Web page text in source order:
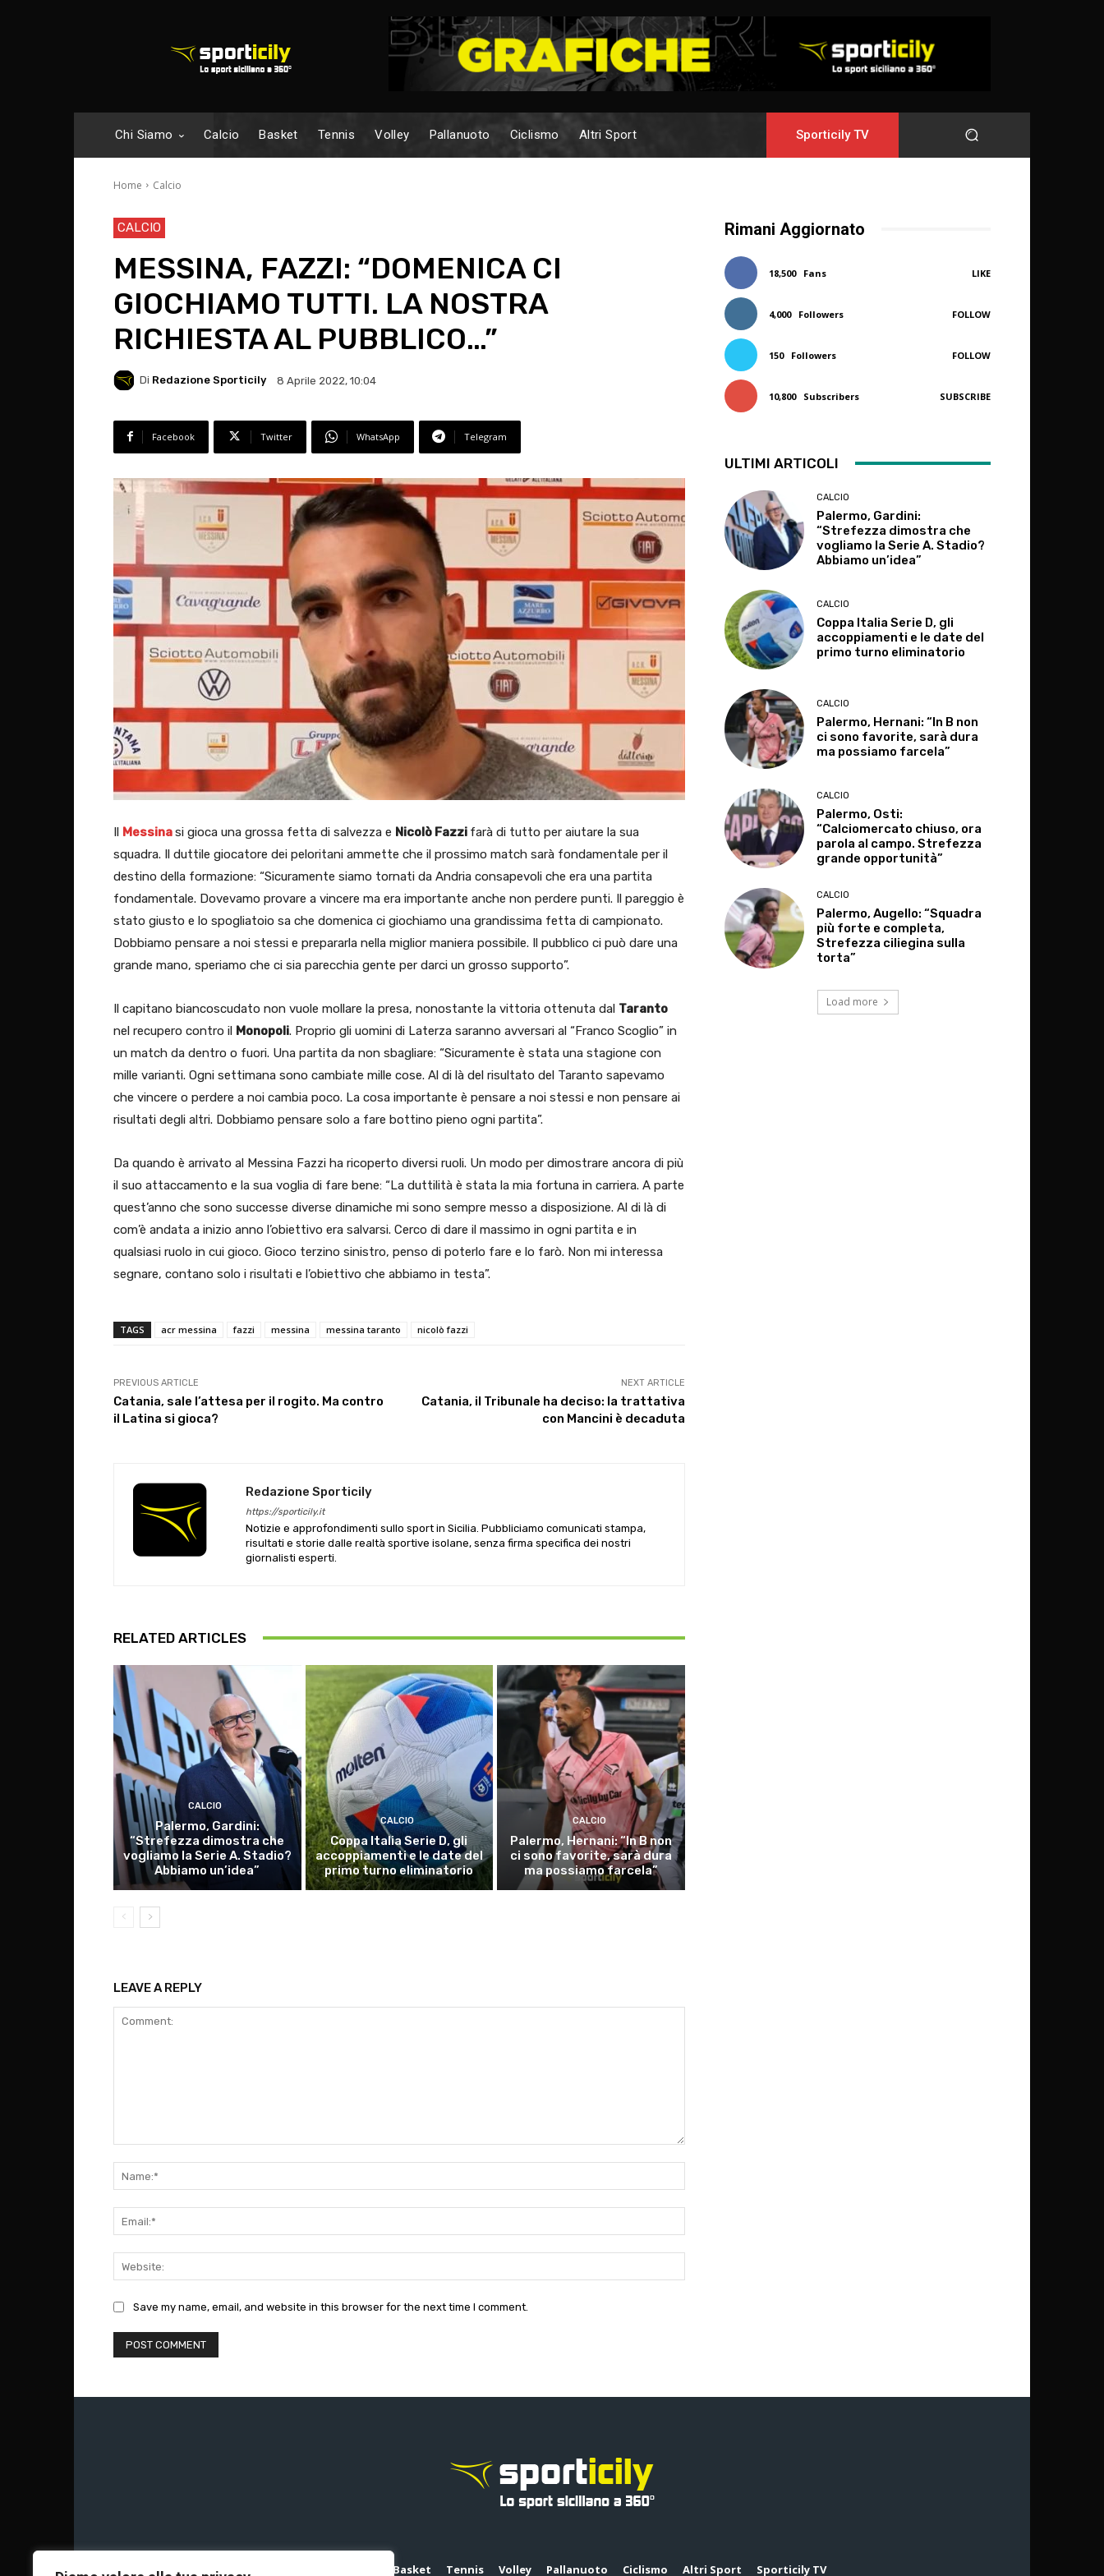
Chi Siamo Calcio Basket Tennis Volley Pallanuoto Ciclismo Altri Sport Sporticily TV
Home Calcio
CALCIO
MESSINA, FAZZI: “DOMENICA CI
GIOCHIAMO TUTTI. LA NOSTRA
RICHIESTA AL PUBBLICO…”
Di Redazione Sporticily 8 Aprile 2022, 10:04
Facebook Twitter WhatsApp Telegram
Il Messinasi gioca una grossa fetta di salvezza e Nicolò Fazzi farà di tutto per aiutare la sua
squadra. Il duttile giocatore dei peloritani ammette che il prossimo match sarà fondamentale per il
destino della formazione: “Sicuramente siamo tornati da Andria consapevoli che era una partita
fondamentale. Dovevamo provare a vincere ma era importante anche non perdere punti. Il pareggio è
stato giusto e lo spogliatoio sa che domenica ci giochiamo una grandissima fetta di campionato.
Dobbiamo pensare a noi stessi e prepararla nella miglior maniera possibile. Il pubblico ci può dare una
grande mano, speriamo che ci sia parecchia gente per darci un grosso supporto”.
Il capitano biancoscudato non vuole mollare la presa, nonostante la vittoria ottenuta dal Taranto
nel recupero contro il Monopoli. Proprio gli uomini di Laterza saranno avversari al “Franco Scoglio” in
un match da dentro o fuori. Una partita da non sbagliare: “Sicuramente è stata una stagione con
mille varianti. Ogni settimana sono cambiate mille cose. Al di là del risultato del Taranto sapevamo
che vincere o perdere a noi cambia poco. La cosa importante è pensare a noi stessi e non pensare ai
risultati degli altri. Dobbiamo pensare solo a fare bottino pieno ogni partita”.
Da quando è arrivato al Messina Fazzi ha ricoperto diversi ruoli. Un modo per dimostrare ancora di più
il suo attaccamento e la sua voglia di fare bene: “La duttilità è stata la mia fortuna in carriera. A parte
quest’anno che sono successe diverse dinamiche mi sono sempre messo a disposizione. Al di là di
com’è andata a inizio anno l’obiettivo era salvarsi. Cerco di dare il massimo in ogni partita e in
qualsiasi ruolo in cui gioco. Gioco terzino sinistro, penso di poterlo fare e lo farò. Non mi interessa
segnare, contano solo i risultati e l’obiettivo che abbiamo in testa”.
TAGS acr messina fazzi messina messina taranto nicolò fazzi
PREVIOUS ARTICLE
Catania, sale l’attesa per il rogito. Ma contro
il Latina si gioca?
NEXT ARTICLE
Catania, il Tribunale ha deciso: la trattativa
con Mancini è decaduta
Redazione Sporticily
https://sporticily.it
Notizie e approfondimenti sullo sport in Sicilia. Pubbliciamo comunicati stampa,
risultati e storie dalle realtà sportive isolane, senza firma specifica dei nostri
giornalisti esperti.
RELATED ARTICLES
CALCIO
Palermo, Gardini:
“Strefezza dimostra che
vogliamo la Serie A. Stadio?
Abbiamo un’idea”
CALCIO
Coppa Italia Serie D, gli
accoppiamenti e le date del
primo turno eliminatorio
CALCIO
Palermo, Hernani: “In B non
ci sono favorite, sarà dura
ma possiamo farcela”
LEAVE A REPLY
Save my name, email, and website in this browser for the next time I comment.
Rimani Aggiornato
18,500 Fans LIKE
4,000 Followers FOLLOW
150 Followers FOLLOW
10,800 Subscribers SUBSCRIBE
ULTIMI ARTICOLI
CALCIO
Palermo, Gardini:
“Strefezza dimostra che
vogliamo la Serie A. Stadio?
Abbiamo un’idea”
CALCIO
Coppa Italia Serie D, gli
accoppiamenti e le date del
primo turno eliminatorio
CALCIO
Palermo, Hernani: “In B non
ci sono favorite, sarà dura
ma possiamo farcela”
CALCIO
Palermo, Osti:
“Calciomercato chiuso, ora
parola al campo. Strefezza
grande opportunità”
CALCIO
Palermo, Augello: “Squadra
più forte e completa,
Strefezza ciliegina sulla
torta”
Load more
Basket Tennis Volley Pallanuoto Ciclismo Altri Sport Sporticily TV